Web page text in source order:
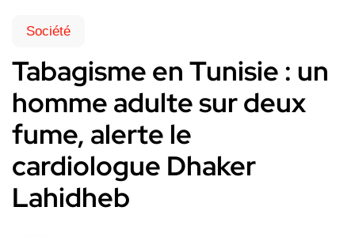
Société
Tabagisme en Tunisie : un
homme adulte sur deux
fume, alerte le
cardiologue Dhaker
Lahidheb